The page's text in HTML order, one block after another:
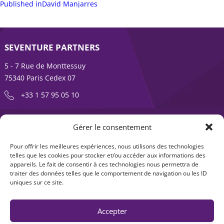
Gérer le consentement
Pour offrir les meilleures expériences, nous utilisons des technologies
telles que les cookies pour stocker et/ou accéder aux informations des
appareils. Le fait de consentir à ces technologies nous permettra de
traiter des données telles que le comportement de navigation ou les ID
uniques sur ce site.
Accepter
sur complète
Navigation
Published inDavid Manjarres
SEVENTURE PARTNERS
5 - 7 Rue de Monttessuy
75340 Paris Cedex 07
+33 1 57 95 05 10
ENTREPRENDRE EST UNE AVENTURE
Offre produits
Actualités
Contact